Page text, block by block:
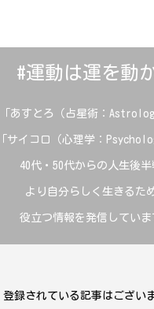
#運動は運を動
「あすとろ（占星術：
「サイコロ（心理学：
40代・50代からの人生後半
より自分らしく生きるた
役立つ情報を発信していま
登録されている記事はござい